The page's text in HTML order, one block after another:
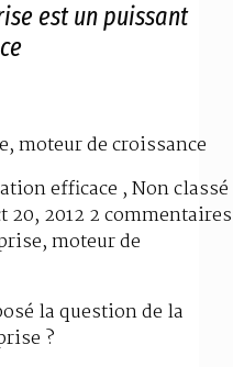
est un puissant
moteur de croissance
efficace , Non classé
20, 2012 2 commentaires
moteur de
la question de la
?